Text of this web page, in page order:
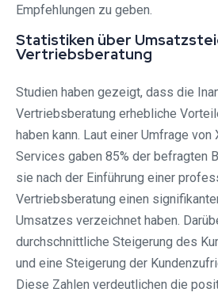
Empfehlungen zu geben.
Statistiken über
Vertriebsberatung
Studien haben gezeigt, dass die
Vertriebsberatung erhebliche
haben kann. Laut einer Umfrage von
Services gaben 85% der befragten
sie nach der Einführung einer
Vertriebsberatung einen
Umsatzes verzeichnet haben.
durchschnittliche Steigerung des
und eine Steigerung der
Diese Zahlen verdeutlichen die